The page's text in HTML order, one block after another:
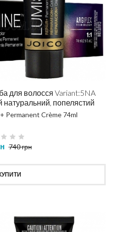
для волосся Variant:5NA
натуральний, попелястий
Permanent Crème 74ml
740 грн